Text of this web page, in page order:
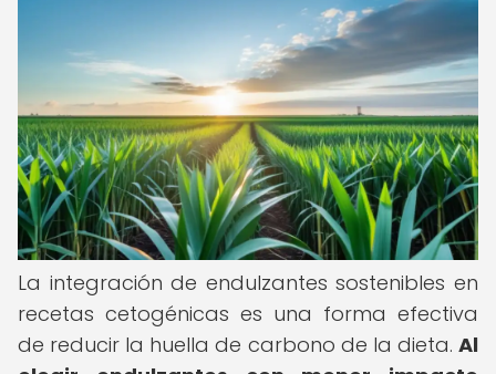
La integración de endulzantes sostenibles en
recetas cetogénicas es una forma efectiva
de reducir la huella de carbono de la dieta. Al